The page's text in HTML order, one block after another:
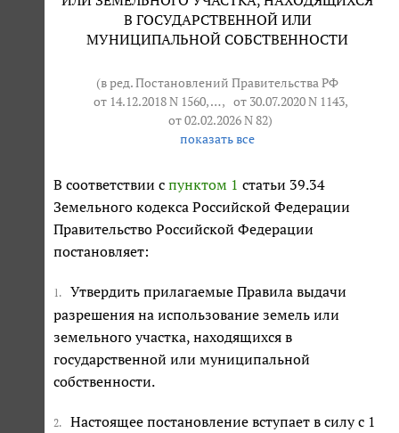
В ГОСУДАРСТВЕННОЙ ИЛИ
МУНИЦИПАЛЬНОЙ СОБСТВЕННОСТИ
(в ред. Постановлений Правительства РФ
от 14.12.2018 N 1560, … , от 30.07.2020 N 1143,
от 02.02.2026 N 82)
показать все
В соответствии с пунктом 1 статьи 39.34
Земельного кодекса Российской Федерации
Правительство Российской Федерации
постановляет:
1.
Утвердить прилагаемые Правила выдачи
разрешения на использование земель или
земельного участка, находящихся в
государственной или муниципальной
собственности.
2. Настоящее постановление вступает в силу с 1